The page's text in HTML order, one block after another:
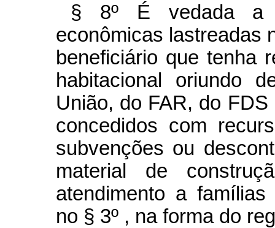
§ 8º É vedada a
econômicas lastreadas
beneficiário que tenha
habitacional oriundo
União, do FAR, do
concedidos com
subvenções ou
material de
atendimento a
no § 3º , na forma do